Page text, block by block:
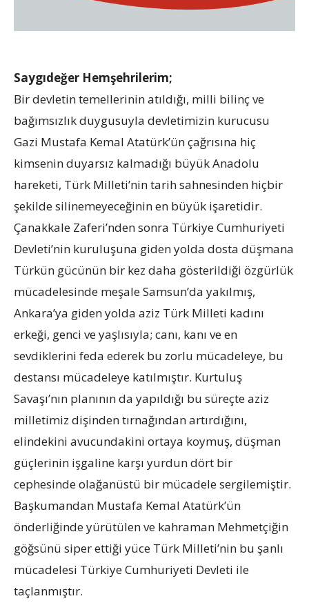
Saygıdeğer Hemşehrilerim;
Bir devletin temellerinin atıldığı, milli bilinç ve
bağımsızlık duygusuyla devletimizin kurucusu
Gazi Mustafa Kemal Atatürk’ün çağrısına hiç
kimsenin duyarsız kalmadığı büyük Anadolu
hareketi, Türk Milleti’nin tarih sahnesinden hiçbir
şekilde silinemeyeceğinin en büyük işaretidir.
Çanakkale Zaferi’nden sonra Türkiye Cumhuriyeti
Devleti’nin kuruluşuna giden yolda dosta düşmana
Türkün gücünün bir kez daha gösterildiği özgürlük
mücadelesinde meşale Samsun’da yakılmış,
Ankara’ya giden yolda aziz Türk Milleti kadını
erkeği, genci ve yaşlısıyla; canı, kanı ve en
sevdiklerini feda ederek bu zorlu mücadeleye, bu
destansı mücadeleye katılmıştır. Kurtuluş
Savaşı’nın planının da yapıldığı bu süreçte aziz
milletimiz dişinden tırnağından artırdığını,
elindekini avucundakini ortaya koymuş, düşman
güçlerinin işgaline karşı yurdun dört bir
cephesinde olağanüstü bir mücadele sergilemiştir.
Başkumandan Mustafa Kemal Atatürk’ün
önderliğinde yürütülen ve kahraman Mehmetçiğin
göğsünü siper ettiği yüce Türk Milleti’nin bu şanlı
mücadelesi Türkiye Cumhuriyeti Devleti ile
taçlanmıştır.